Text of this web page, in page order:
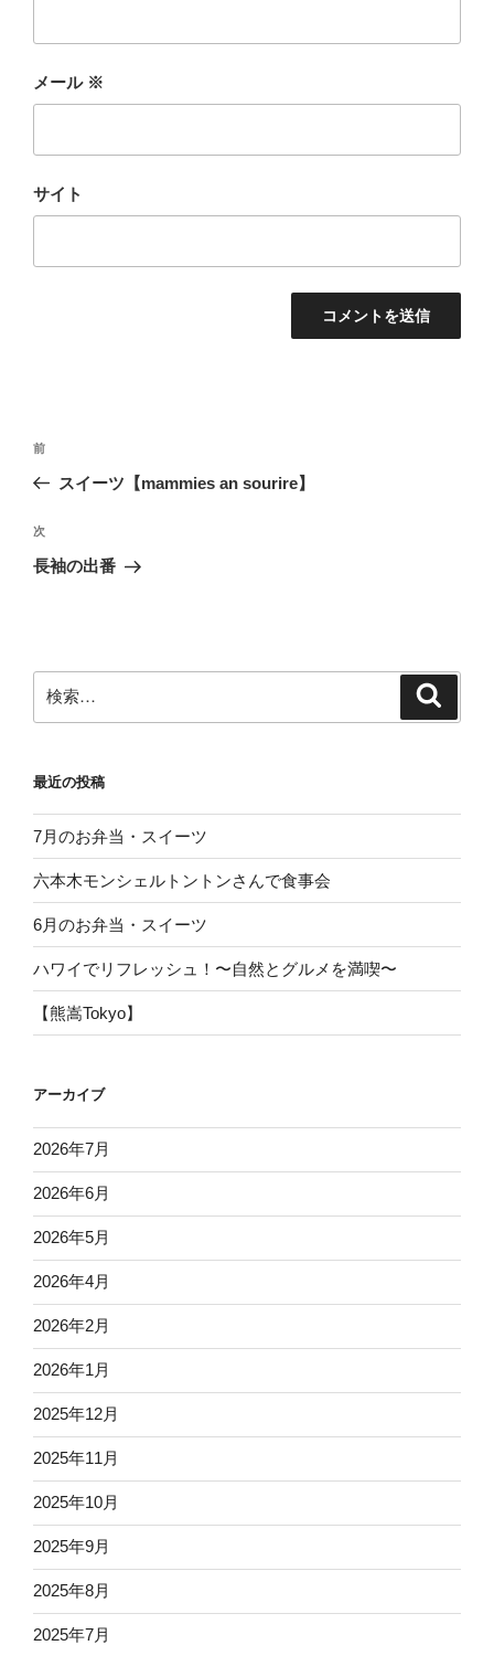
メール ※
サイト
投
ナ
ビ
ゲ
ン
前
の
稿
前
スイーツ【mammies an sourire】
次
の
次
長袖の出番
索:
最近の投稿
7月のお弁当・スイーツ
六本木モンシェルトントンさんで食事会
6月のお弁当・スイーツ
ハワイでリフレッシュ！〜自然とグルメを満喫〜
【熊嵩Tokyo】
アーカイブ
2026年7月
2026年6月
2026年5月
2026年4月
2026年2月
2026年1月
2025年12月
2025年11月
2025年10月
2025年9月
2025年8月
2025年7月